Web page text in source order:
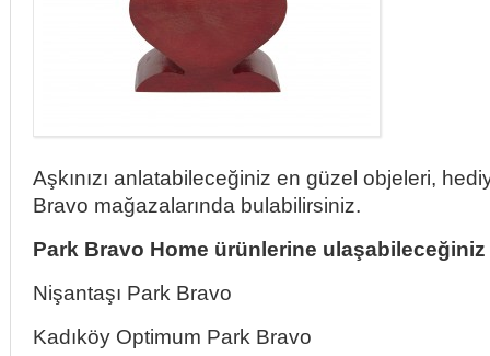
Aşkınızı anlatabileceğiniz en güzel objeleri,
Bravo mağazalarında bulabilirsiniz.
Park Bravo Home ürünlerine
Nişantaşı Park Bravo
Kadıköy Optimum Park Bravo